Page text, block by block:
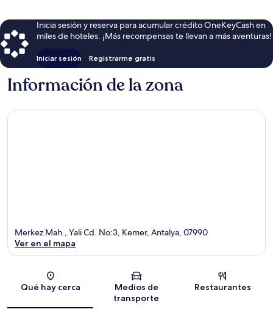
Inicia sesión y reserva para acumular crédito OneKeyCash en
miles de hoteles. ¡Más recompensas te llevan a más aventuras!
Iniciar sesión Registrarme gratis
Información de la zona
Sección del mapa
Merkez Mah., Yali Cd. No:3, Kemer, Antalya, 07990
Ver en el mapa
Qué hay cerca
Medios de
transporte
Restaurantes